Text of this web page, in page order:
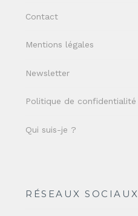
Contact
Mentions légales
Newsletter
Politique de confidentialité
Qui suis-je ?
RÉSEAUX SOCIAUX